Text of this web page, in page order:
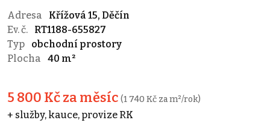
Adresa
Křížová 15, Děčín
Ev. č.
RT1188-655827
Typ
obchodní prostory
Plocha
40 m²
5 800 Kč za měsíc (1 740 Kč za m²/rok)
+ služby, kauce, provize RK